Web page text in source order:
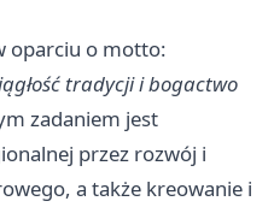
oparciu o motto:
tradycji i bogactwo
zadaniem jest
przez rozwój i
a także kreowanie i